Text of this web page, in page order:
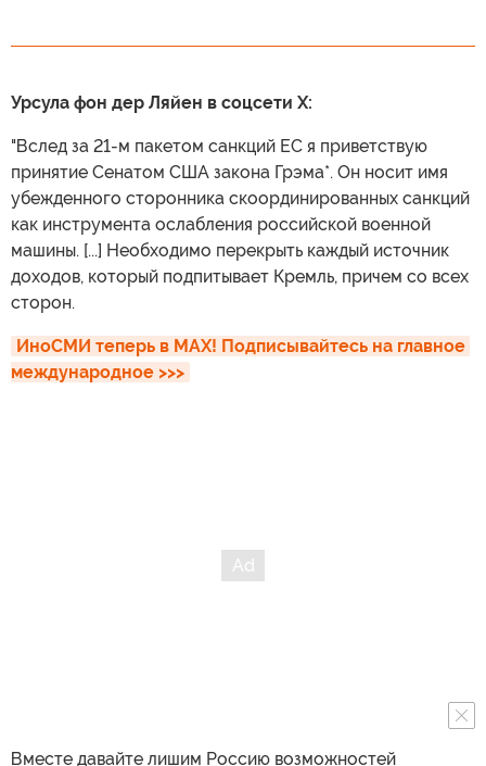
Урсула фон дер Ляйен в соцсети X:
"Вслед за 21-м пакетом санкций ЕС я приветствую
принятие Сенатом США закона Грэма*. Он носит имя
убежденного сторонника скоординированных санкций
как инструмента ослабления российской военной
машины. [...] Необходимо перекрыть каждый источник
доходов, который подпитывает Кремль, причем со всех
сторон.
ИноСМИ теперь в MAX! Подписывайтесь на главное
международное >>>
Вместе давайте лишим Россию возможностей